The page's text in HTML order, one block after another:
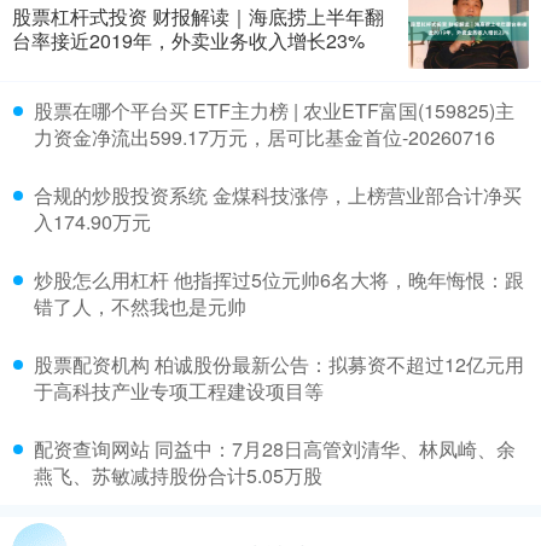
股票杠杆式投资 财报解读｜海底捞上半年翻
台率接近2019年，外卖业务收入增长23%
​股票在哪个平台买 ETF主力榜 | 农业ETF富国(159825)主
力资金净流出599.17万元，居可比基金首位-20260716
​合规的炒股投资系统 金煤科技涨停，上榜营业部合计净买
入174.90万元
​炒股怎么用杠杆 他指挥过5位元帅6名大将，晚年悔恨：跟
错了人，不然我也是元帅
​股票配资机构 柏诚股份最新公告：拟募资不超过12亿元用
于高科技产业专项工程建设项目等
​配资查询网站 同益中：7月28日高管刘清华、林凤崎、余
燕飞、苏敏减持股份合计5.05万股